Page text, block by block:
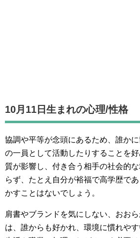
10月11日生まれの心理/性格
協調や平等が念頭にあるため、誰か
の一員として活動したりすることを
質が影響し、付き合う相手の社会的
らず、たとえ自分が裕福で高学歴で
かすことはないでしょう。
肩書やブランドを気にしない、おお
は、誰からも好かれ、環境に慣れや